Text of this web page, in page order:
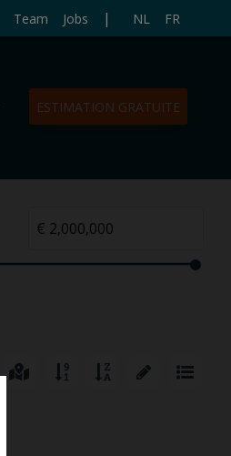
Team Jobs | NL FR
ESTIMATION GRATUITE